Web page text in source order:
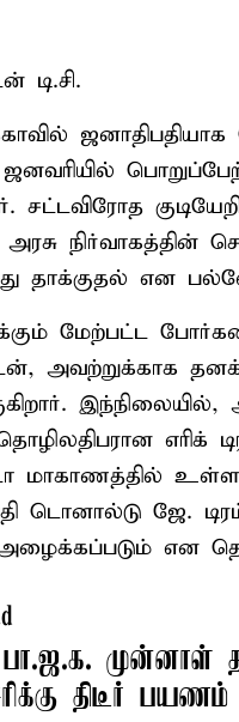
டி.சி.
சட்டவிரோத
நிர்வாகத்தின்
தாக்குதல் என
மேற்பட்ட
அவற்றுக்காக
எரிக்
மாகாணத்தில்
டொனால்டு ஜே.
என
பா.ஜ.க.
திடீர் பயணம்